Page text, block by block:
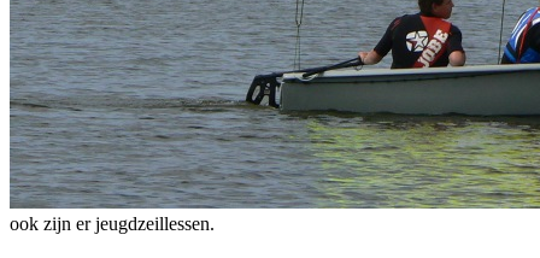
ook zijn er jeugdzeillessen.